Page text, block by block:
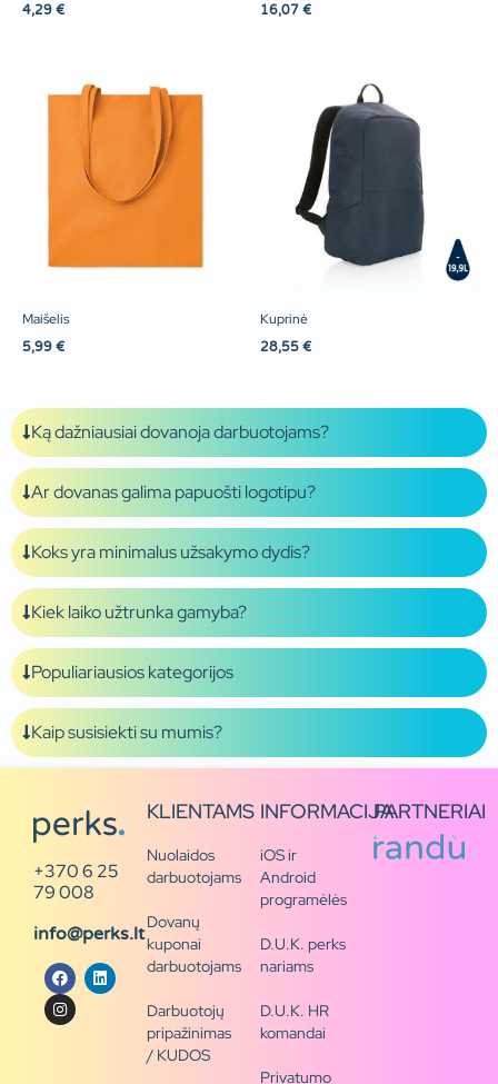
4,29 € 16,07 €
Maišelis
5,99 €
Kuprinė
28,55 €
Ką dažniausiai dovanoja darbuotojams?
Ar dovanas galima papuošti logotipu?
Koks yra minimalus užsakymo dydis?
Kiek laiko užtrunka gamyba?
Populiariausios kategorijos
Kaip susisiekti su mumis?
+370 6 25
79 008
info@perks.lt
KLIENTAMS
Nuolaidos
darbuotojams
Dovanų
kuponai
darbuotojams
Darbuotojų
pripažinimas
/ KUDOS
INFORMACIJA
iOS ir
Android
programėlės
D.U.K. perks
nariams
D.U.K. HR
komandai
Privatumo
PARTNERIAI